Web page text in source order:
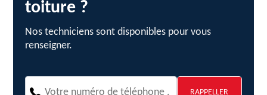
toiture ?
Nos techniciens sont disponibles pour vous
renseigner.